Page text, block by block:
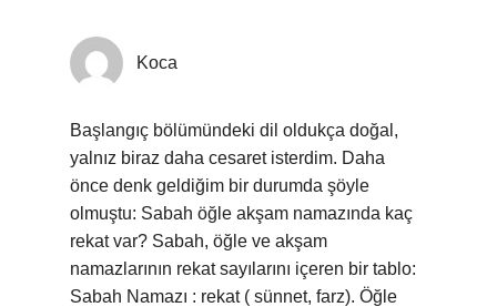
Koca
Başlangıç bölümündeki dil oldukça doğal,
yalnız biraz daha cesaret isterdim. Daha
önce denk geldiğim bir durumda şöyle
olmuştu: Sabah öğle akşam namazında kaç
rekat var? Sabah, öğle ve akşam
namazlarının rekat sayılarını içeren bir tablo:
Sabah Namazı : rekat ( sünnet, farz). Öğle